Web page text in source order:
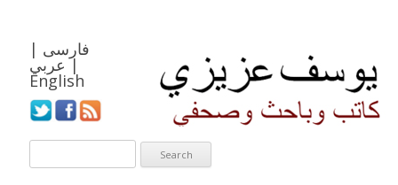
فارسی |
عربي |
English